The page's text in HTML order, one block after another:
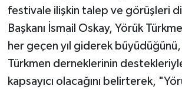
festivale ilişkin talep ve görüşleri
Başkanı İsmail Oskay, Yörük
her geçen yıl giderek
Türkmen derneklerinin
kapsayıcı olacağını belirterek,